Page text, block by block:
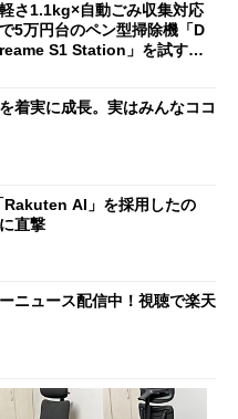
軽さ1.1kg×自動ごみ収集対応
で5万円台のペン型掃除機「D
reame S1 Station」を試す
着実に成長。実はみんなココ
Rakuten AI」を採用したの
直撃
ニュース配信中！視聴で楽天